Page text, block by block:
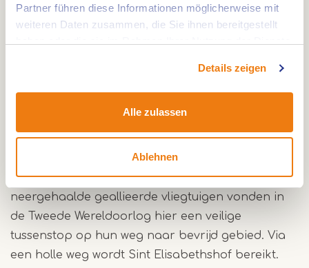
Partner führen diese Informationen möglicherweise mit
weiteren Daten zusammen, die Sie ihnen bereitgestellt
Details zeigen
Alle zulassen
Ablehnen
wereld begraven. De mensen uit de buurt
moesten meehelpen om een flinke berg aarde op
te werpen. “De Groaveberg” was geboren.
richting knooppunt 11. Aan de overkant van de
brug nabij dit knooppunt ligt de eeuwenoude
boerderij De Zelsterhof. Bemanningen van
neergehaalde geallieerde vliegtuigen vonden in
de Tweede Wereldoorlog hier een veilige
tussenstop op hun weg naar bevrijd gebied. Via
een holle weg wordt Sint Elisabethshof bereikt.